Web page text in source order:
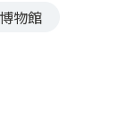
物館